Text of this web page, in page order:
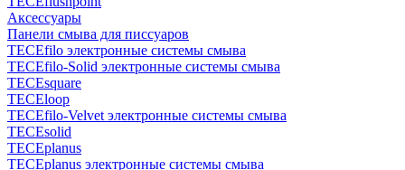
Аксессуары
Панели смыва для писсуаров
TECEfilo электронные системы смыва
TECEfilo-Solid электронные системы смыва
TECEsquare
TECEloop
TECEfilo-Velvet электронные системы смыва
TECEsolid
TECEplanus
TECEplanus электронные системы смыва